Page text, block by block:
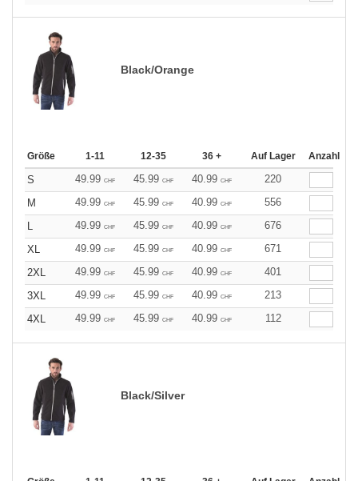
Black/Orange
Größe 1-11 12-35 36 + Auf Lager Anzahl
S 49.99 CHF 45.99 CHF 40.99 CHF
220
M
49.99 CHF 45.99 CHF 40.99 CHF
556
L
49.99 CHF 45.99 CHF 40.99 CHF
676
XL
49.99 CHF 45.99 CHF 40.99 CHF
671
2XL
49.99 CHF 45.99 CHF 40.99 CHF
401
3XL
49.99 CHF 45.99 CHF 40.99 CHF
213
4XL
49.99 CHF 45.99 CHF 40.99 CHF 112
Black/Silver